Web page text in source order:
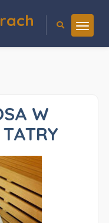
W